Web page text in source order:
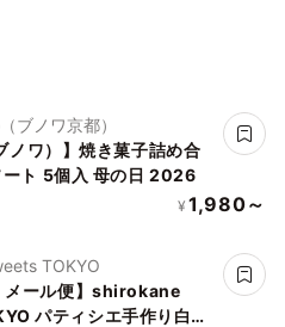
ブノワ京都）
ノワ）】焼き菓子詰め合
わせ 5種アソート 5個入 母の日 2026
¥ 1,980～
TOKYO
メール便】shirokane
パティシエ手作り白金